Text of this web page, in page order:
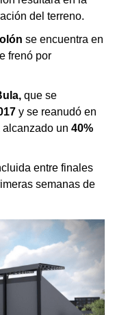
del terreno.
se encuentra en
frenó por
que se
y se reanudó en
alcanzado un 40%
entre finales
semanas de